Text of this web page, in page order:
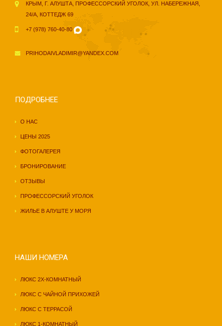
КРЫМ, Г. АЛУШТА, ПРОФЕССОРСКИЙ УГОЛОК, УЛ. НАБЕРЕЖНАЯ,
24/А, КОТТЕДЖ 69
+7 (978) 760-40-80
PRIHODAIVLADIMIR@YANDEX.COM
ПОДРОБНЕЕ
О НАС
ЦЕНЫ 2025
ФОТОГАЛЕРЕЯ
БРОНИРОВАНИЕ
ОТЗЫВЫ
ПРОФЕССОРСКИЙ УГОЛОК
ЖИЛЬЕ В АЛУШТЕ У МОРЯ
НАШИ НОМЕРА
ЛЮКС 2Х-КОМНАТНЫЙ
ЛЮКС С ЧАЙНОЙ ПРИХОЖЕЙ
ЛЮКС С ТЕРРАСОЙ
ЛЮКС 1-КОМНАТНЫЙ